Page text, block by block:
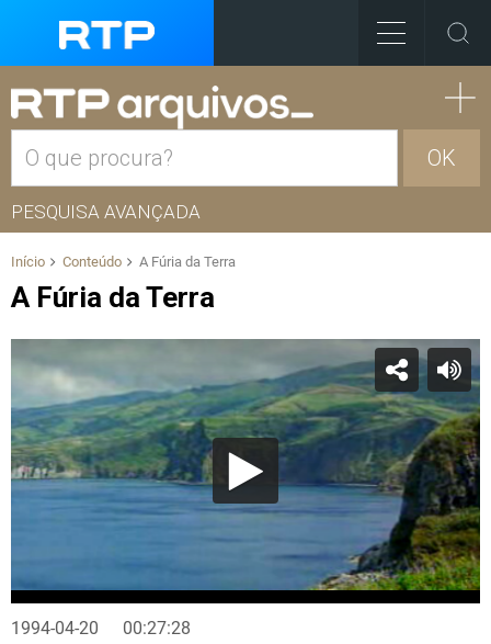
OK
PESQUISA AVANÇADA
Início Conteúdo A Fúria da Terra
A Fúria da Terra
1994-04-20 00:27:28